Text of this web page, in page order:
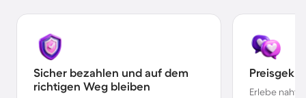
Sicher bezahlen und auf dem
richtigen Weg bleiben
Erlebe